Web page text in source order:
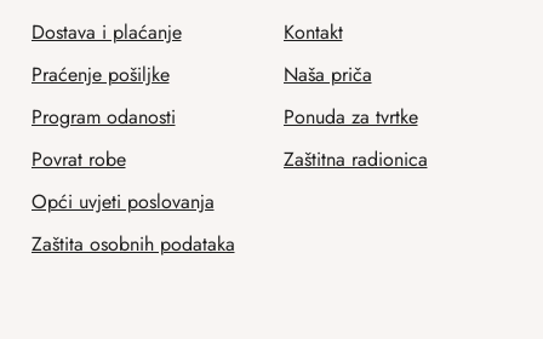
Dostava i plaćanje
Praćenje pošiljke
Program odanosti
Povrat robe
Opći uvjeti poslovanja
Zaštita osobnih podataka
Kontakt
Naša priča
Ponuda za tvrtke
Zaštitna radionica